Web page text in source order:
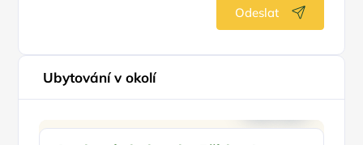
Odeslat
Ubytování v okolí